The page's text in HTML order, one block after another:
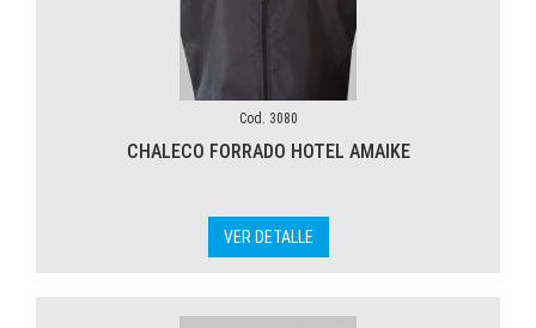
Cod. 3080
CHALECO FORRADO HOTEL AMAIKE
VER DETALLE